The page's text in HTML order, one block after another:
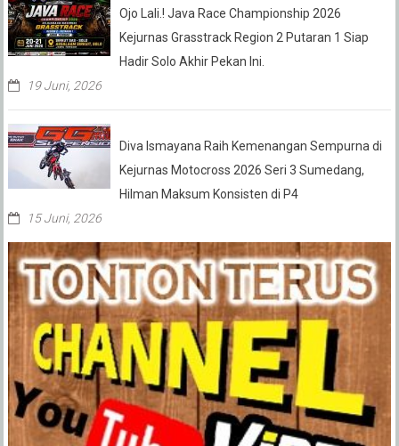
Ojo Lali.! Java Race Championship 2026
Kejurnas Grasstrack Region 2 Putaran 1 Siap
Hadir Solo Akhir Pekan Ini.
19 Juni, 2026
Diva Ismayana Raih Kemenangan Sempurna di
Kejurnas Motocross 2026 Seri 3 Sumedang,
Hilman Maksum Konsisten di P4
15 Juni, 2026